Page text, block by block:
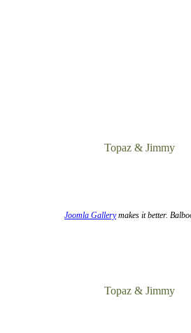
Topaz & Jimmy
Joomla Gallerymakes it better.
Topaz & Jimmy